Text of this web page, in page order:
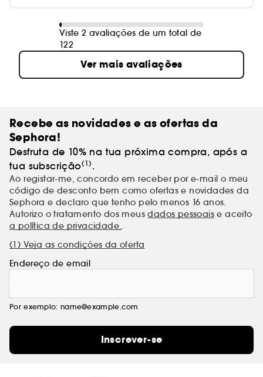
Viste 2 avaliações de um total de
122
Ver mais avaliações
Recebe as novidades e as ofertas da
Sephora!
Desfruta de 10% na tua próxima compra, após a
tua subscrição(1) .
Ao registar-me, concordo em receber por e-mail o meu
código de desconto bem como ofertas e novidades da
Sephora e declaro que tenho pelo menos 16 anos.
Autorizo o tratamento dos meusdados pessoais e aceito
a política de privacidade..
(1) Veja as condições da oferta
Endereço de email
Por exemplo: name@example.com
Inscrever-se